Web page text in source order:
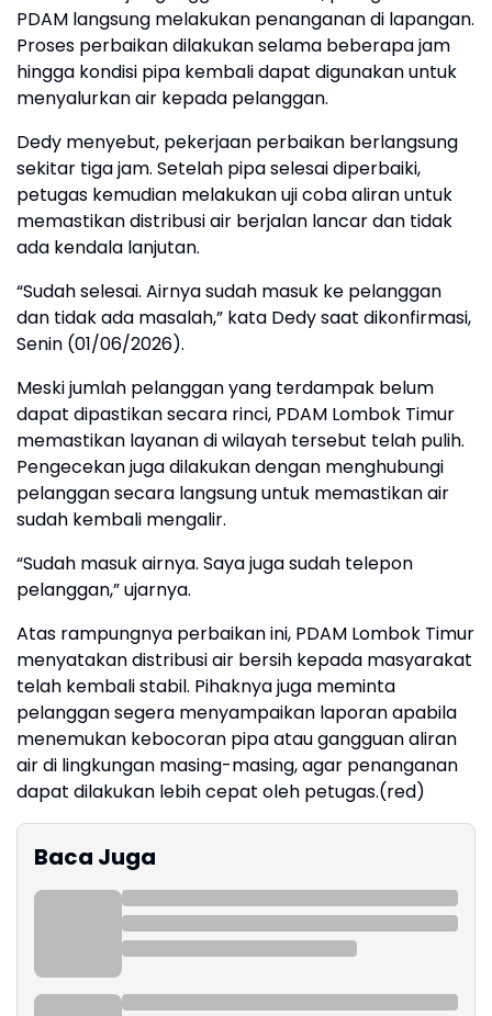
PDAM langsung melakukan penanganan di lapangan.
Proses perbaikan dilakukan selama beberapa jam
hingga kondisi pipa kembali dapat digunakan untuk
menyalurkan air kepada pelanggan.
Dedy menyebut, pekerjaan perbaikan berlangsung
sekitar tiga jam. Setelah pipa selesai diperbaiki,
petugas kemudian melakukan uji coba aliran untuk
memastikan distribusi air berjalan lancar dan tidak
ada kendala lanjutan.
“Sudah selesai. Airnya sudah masuk ke pelanggan
dan tidak ada masalah,” kata Dedy saat dikonfirmasi,
Senin (01/06/2026).
Meski jumlah pelanggan yang terdampak belum
dapat dipastikan secara rinci, PDAM Lombok Timur
memastikan layanan di wilayah tersebut telah pulih.
Pengecekan juga dilakukan dengan menghubungi
pelanggan secara langsung untuk memastikan air
sudah kembali mengalir.
“Sudah masuk airnya. Saya juga sudah telepon
pelanggan,” ujarnya.
Atas rampungnya perbaikan ini, PDAM Lombok Timur
menyatakan distribusi air bersih kepada masyarakat
telah kembali stabil. Pihaknya juga meminta
pelanggan segera menyampaikan laporan apabila
menemukan kebocoran pipa atau gangguan aliran
air di lingkungan masing-masing, agar penanganan
dapat dilakukan lebih cepat oleh petugas.(red)
Baca Juga